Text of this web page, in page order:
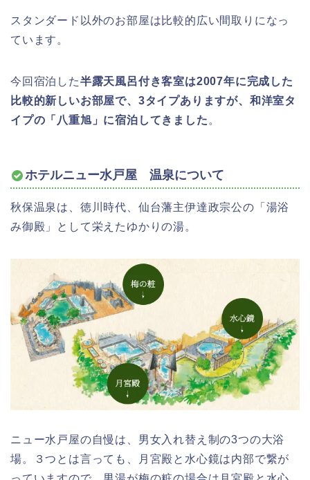
スタンダード以外のお部屋は比較的広い間取りになっ
ています。
今回宿泊した半露天風呂付き客室は2007年に完成した
比較的新しいお部屋で、3タイプありますが、和洋室タ
イプの「八重旭」に宿泊してきました 。
ホテルニュー水戸屋 温泉について
秋保温泉は、徳川時代、仙台藩主伊達政宗公の「湯浴
み御殿」として栄えたゆかりの湯。
ニュー水戸屋の自慢は、男女入れ替え制の3つの大浴
場。
３つとは言っても、月宮殿と水心鏡は内部で繋が